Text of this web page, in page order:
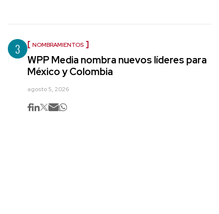
3 NOMBRAMIENTOS
WPP Media nombra nuevos líderes para
México y Colombia
agosto 5, 2026